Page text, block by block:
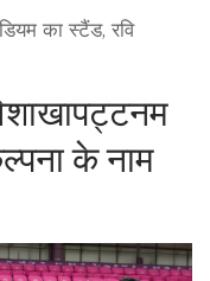
का स्टैंड, रवि
के नाम